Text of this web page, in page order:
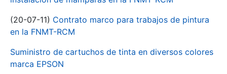
(20-07-11) Contrato marco para trabajos de pintura
en la FNMT-RCM
Suministro de cartuchos de tinta en diversos colores
marca EPSON